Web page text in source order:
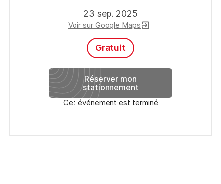
23 sep. 2025
Voir sur Google Mapsexit_to_app
Gratuit
Réserver mon
stationnement
Cet événement est terminé